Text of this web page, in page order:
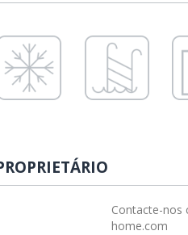
Contacte-nos
home.com